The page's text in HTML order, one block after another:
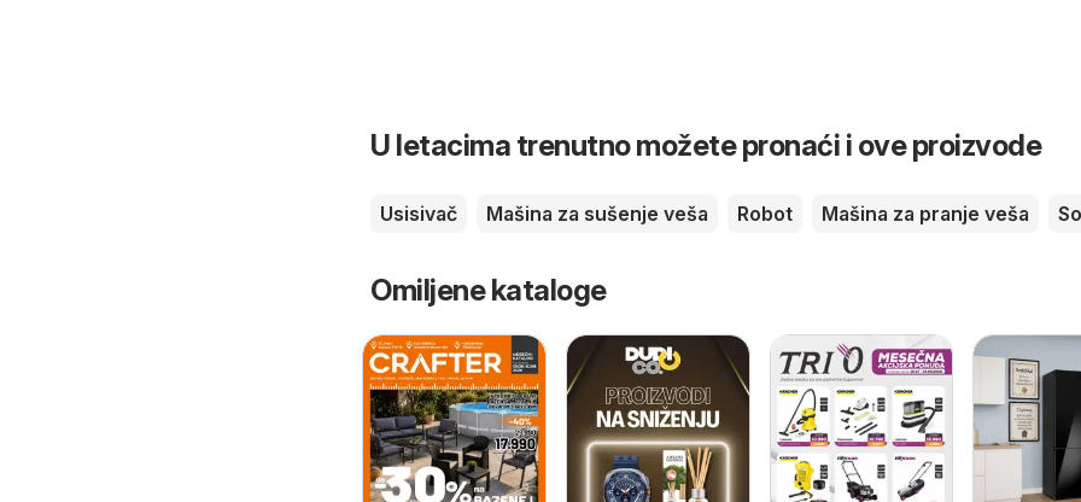
U letacima trenutno možete pronaći i ove proizvode
Usisivač Mašina za sušenje veša Robot Mašina za pranje veša
Omiljene kataloge